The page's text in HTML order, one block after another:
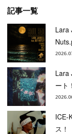
記事一覧
Lara
Lara
ート！
ICE-
ス！